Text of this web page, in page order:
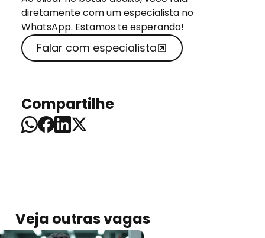
diretamente com um especialista no
WhatsApp. Estamos te esperando!
Falar com especialista
Compartilhe
Veja outras vagas